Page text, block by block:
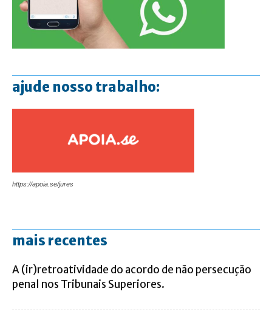
ajude nosso trabalho:
https://apoia.se/jures
mais recentes
A (ir)retroatividade do acordo de não persecução
penal nos Tribunais Superiores.